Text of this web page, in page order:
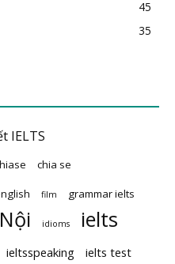
45
35
IELTS
chia se
film grammar ielts
idioms ielts
ieltsspeaking ielts test